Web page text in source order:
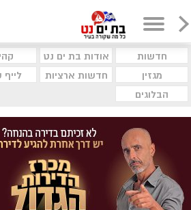
חדשות אודות בת ים נט
מגזין
חדשות ארציות לייף
הבלוגים